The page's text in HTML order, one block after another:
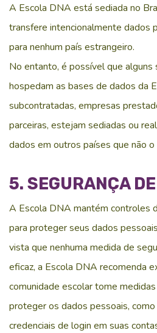
A Escola DNA está sediada no
transfere intencionalmente dados
para nenhum país estrangeiro.
No entanto, é possível que alguns
hospedam as bases de dados da
subcontratadas, empresas
parceiras, estejam sediadas ou
dados em outros países que não o
5. SEGURANÇA
A Escola DNA mantém controles
para proteger seus dados
vista que nenhuma medida de
eficaz, a Escola DNA recomenda
comunidade escolar tome
proteger os dados pessoais,
credenciais de login em suas